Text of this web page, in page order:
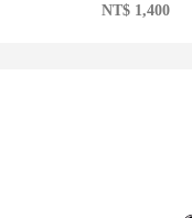
NT$1,400